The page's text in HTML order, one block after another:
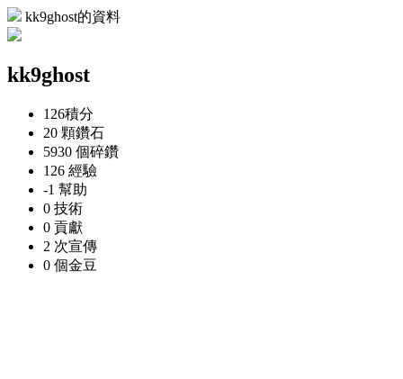
kk9ghost的資料
kk9ghost
126積分
20 顆鑽石
5930 個碎鑽
126 經驗
-1 幫助
0 技術
0 貢獻
2 次宣傳
0 個金豆